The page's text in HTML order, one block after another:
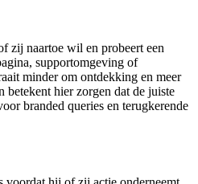
zij naartoe wil en probeert een
supportomgeving of
minder om ontdekking en meer
betekent hier zorgen dat de juiste
branded queries en terugkerende